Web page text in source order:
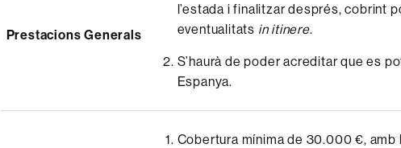
Prestacions Generals
l’estada i finalitzar després, cobrint
eventualitats in itinere.
S’haurà de poder acreditar que es
Espanya.
Cobertura mínima de 30.000 €,